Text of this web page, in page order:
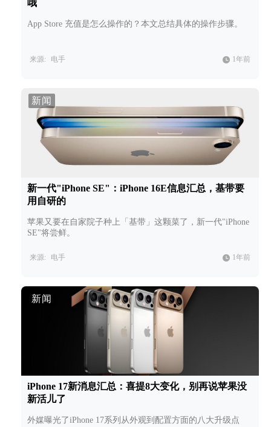
哦
App Store 充值是怎么操作的？本文总结具体的操作步骤。
来源: 电手 1年前
新闻
新一代"iPhone SE"：iPhone 16E信息汇总，基带要
用自研的
苹果又要在自家院子种上「基带」这颗菜了，新一代"iPhone
SE"将尝鲜。
来源: 电手 1年前
新闻
iPhone 17新消息汇总：喜提8大变化，别再说苹果没
新活儿了
外媒曝光了iPhone 17系列从外观到配置方面的八大升级点